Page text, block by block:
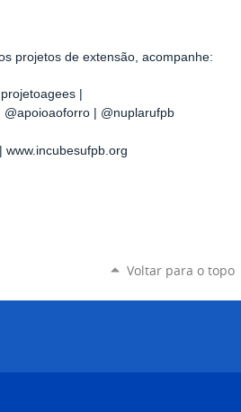
projetos de extensão, acompanhe:
|
@apoioaoforro
@nuplarufpb
www.incubesufpb.org
Voltar para o topo